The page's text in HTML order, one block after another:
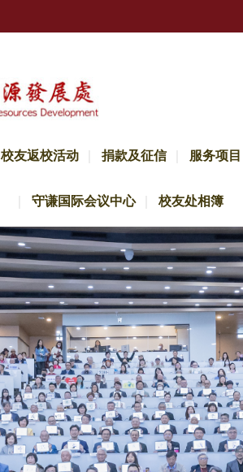
校友返校活动 捐款及征信 服务项目
守谦国际会议中心 校友处相簿